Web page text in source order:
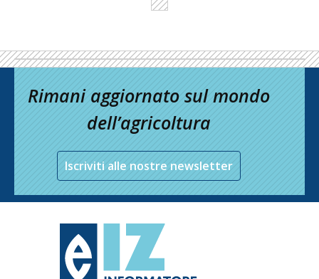
Rimani aggiornato sul mondo
dell’agricoltura
Iscriviti alle nostre newsletter